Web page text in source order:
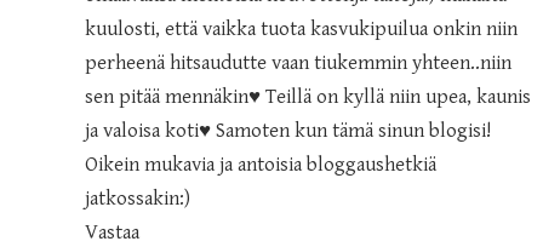
kuulosti, että vaikka tuota kasvukipuilua onkin niin
perheenä hitsaudutte vaan tiukemmin yhteen..niin
sen pitää mennäkin♥ Teillä on kyllä niin upea, kaunis
ja valoisa koti♥ Samoten kun tämä sinun blogisi!
Oikein mukavia ja antoisia bloggaushetkiä
jatkossakin:)
Vastaa